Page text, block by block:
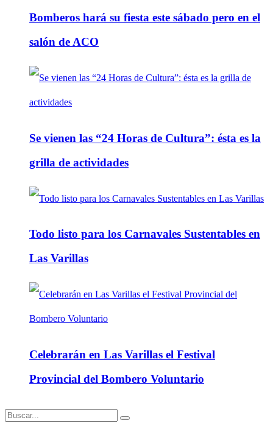
Bomberos hará su fiesta este sábado pero en el
salón de ACO
Se vienen las “24 Horas de Cultura”: ésta es la
grilla de actividades
Todo listo para los Carnavales Sustentables en
Las Varillas
Celebrarán en Las Varillas el Festival
Provincial del Bombero Voluntario